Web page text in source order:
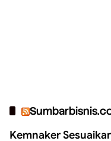
Kemnaker